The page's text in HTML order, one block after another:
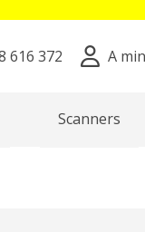
616 372 A
Scanners